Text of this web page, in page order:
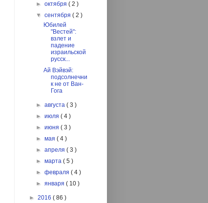
►октября( 2 )
▼сентября( 2 )
Юбилей
"Вестей":
взлет и
падение
израильской
русск...
Ай Вэйвэй:
подсолнечни
к не от Ван-
Гога
►августа( 3 )
►июля( 4 )
►июня( 3 )
►мая( 4 )
►апреля( 3 )
►марта( 5 )
►февраля( 4 )
►января( 10 )
► 2016 ( 86 )